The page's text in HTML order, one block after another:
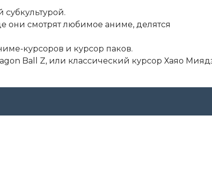
они смотрят любимое аниме, делятся
курсоров и курсор паков.
Ball Z, или классический курсор Хаяо